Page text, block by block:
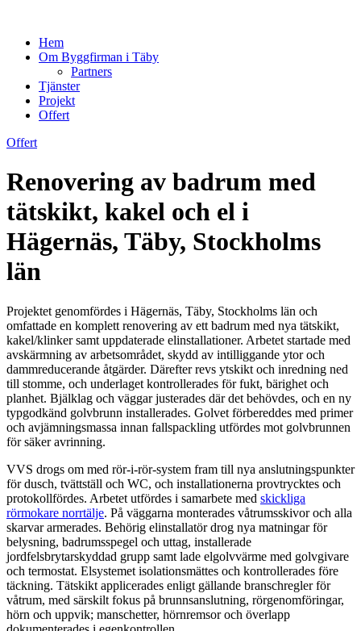
Hem
Om Byggfirman i Täby
Partners
Tjänster
Projekt
Offert
Offert
Renovering av badrum med
tätskikt, kakel och el i
Hägernäs, Täby, Stockholms
län
Projektet genomfördes i Hägernäs, Täby, Stockholms län och
omfattade en komplett renovering av ett badrum med nya tätskikt,
kakel/klinker samt uppdaterade elinstallationer. Arbetet startade med
avskärmning av arbetsområdet, skydd av intilliggande ytor och
dammreducerande åtgärder. Därefter revs ytskikt och inredning ned
till stomme, och underlaget kontrollerades för fukt, bärighet och
planhet. Bjälklag och väggar justerades där det behövdes, och en ny
typgodkänd golvbrunn installerades. Golvet förbereddes med primer
och avjämningsmassa innan fallspackling utfördes mot golvbrunnen
för säker avrinning.
VVS drogs om med rör-i-rör-system fram till nya anslutningspunkter
för dusch, tvättställ och WC, och installationerna provtrycktes och
protokollfördes. Arbetet utfördes i samarbete med skickliga
rörmokare norrtälje. På väggarna monterades våtrumsskivor och alla
skarvar armerades. Behörig elinstallatör drog nya matningar för
belysning, badrumsspegel och uttag, installerade
jordfelsbrytarskyddad grupp samt lade elgolvvärme med golvgivare
och termostat. Elsystemet isolationsmättes och kontrollerades före
täckning. Tätskikt applicerades enligt gällande branschregler för
våtrum, med särskilt fokus på brunnsanslutning, rörgenomföringar,
hörn och uppvik; manschetter, hörnremsor och överlapp